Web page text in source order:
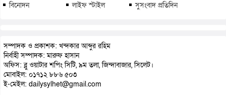
বিনোদন
লাইফ স্টাইল সুসংবাদ প্রতিদিন
সম্পাদক ও প্রকাশক: খন্দকার আব্দুর রহিম
নির্বাহী সম্পাদক: মারুফ হাসান
অফিস: ব্লু ওয়াটার শপিং সিটি, ৯ম তলা, জিন্দাবাজার, সিলেট।
মোবাইল: ০১৭১২ ৮৮৬ ৫০৩
ই-মেইল: dailysylhet@gmail.com